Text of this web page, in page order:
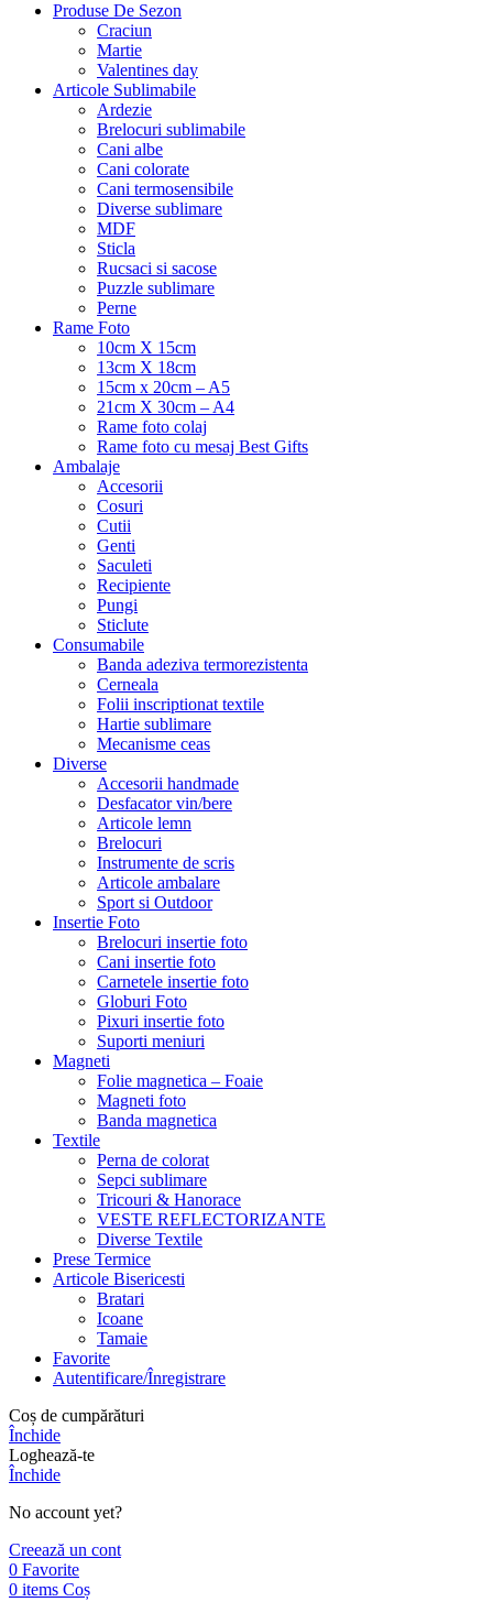
Produse De Sezon
Craciun
Martie
Valentines day
Articole Sublimabile
Ardezie
Brelocuri sublimabile
Cani albe
Cani colorate
Cani termosensibile
Diverse sublimare
MDF
Sticla
Rucsaci si sacose
Puzzle sublimare
Perne
Rame Foto
10cm X 15cm
13cm X 18cm
15cm x 20cm – A5
21cm X 30cm – A4
Rame foto colaj
Rame foto cu mesaj Best Gifts
Ambalaje
Accesorii
Cosuri
Cutii
Genti
Saculeti
Recipiente
Pungi
Sticlute
Consumabile
Banda adeziva termorezistenta
Cerneala
Folii inscriptionat textile
Hartie sublimare
Mecanisme ceas
Diverse
Accesorii handmade
Desfacator vin/bere
Articole lemn
Brelocuri
Instrumente de scris
Articole ambalare
Sport si Outdoor
Insertie Foto
Brelocuri insertie foto
Cani insertie foto
Carnetele insertie foto
Globuri Foto
Pixuri insertie foto
Suporti meniuri
Magneti
Folie magnetica – Foaie
Magneti foto
Banda magnetica
Textile
Perna de colorat
Sepci sublimare
Tricouri & Hanorace
VESTE REFLECTORIZANTE
Diverse Textile
Prese Termice
Articole Bisericesti
Bratari
Icoane
Tamaie
Favorite
Autentificare/Înregistrare
Coș de cumpărături
Închide
Loghează-te
Închide
No account yet?
Creează un cont
0 Favorite
0 items Coș